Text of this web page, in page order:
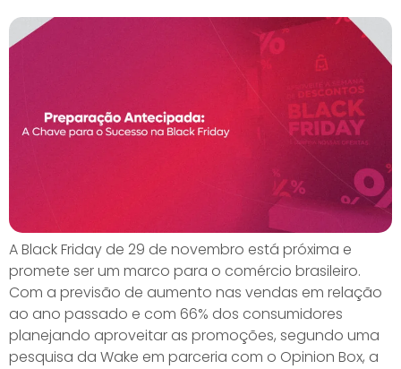
A Black Friday de 29 de novembro está próxima e
promete ser um marco para o comércio brasileiro.
Com a previsão de aumento nas vendas em relação
ao ano passado e com 66% dos consumidores
planejando aproveitar as promoções, segundo uma
pesquisa da Wake em parceria com o Opinion Box, a